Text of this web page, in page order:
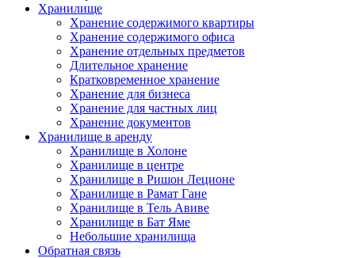
Хранилище
Хранение содержимого квартиры
Хранение содержимого офиса
Хранение отдельных предметов
Длительное хранение
Кратковременное хранение
Хранение для бизнеса
Хранение для частных лиц
Хранение документов
Хранилище в аренду
Хранилище в Холоне
Хранилище в центре
Хранилище в Ришон Леционе
Хранилище в Рамат Гане
Хранилище в Тель Авиве
Хранилище в Бат Яме
Небольшие хранилища
Обратная связь